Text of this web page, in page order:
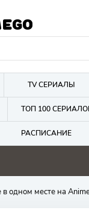
TV СЕРИАЛЫ
ТОП 100
РАСПИСАНИЕ
одном месте на